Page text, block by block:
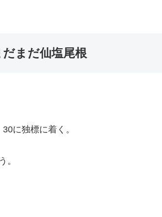
だまだ仙塩尾根
に独標に着く。
。